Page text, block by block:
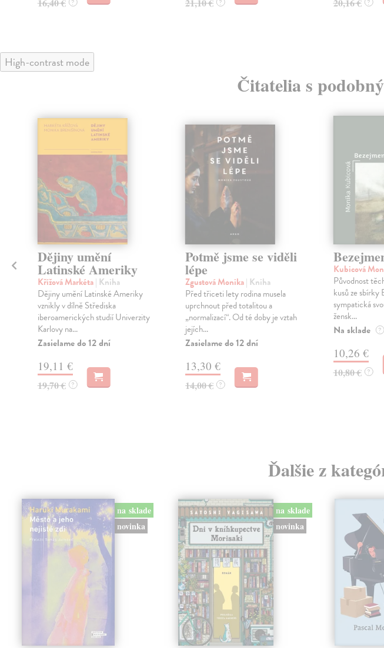
? ? ?
High-contrast mode
Čitatelia s
Dějiny umění
Latinské Ameriky
Křížová Markéta| Kniha
Dějiny umění Latinské Ameriky
vznikly v dílně Střediska
iberoamerických studií Univerzity
Karlovy na...
Zasielame do 12 dní
19,11 €
19,70 € ?
Potmě jsme se viděli
lépe
Zgustová Monika| Kniha
Před třiceti lety rodina musela
uprchnout před totalitou a
„normalizací“. Od té doby je vztah
jejích...
Zasielame do 12 dní
13,30 €
14,00 € ?
Kubicová
Původnost
kusů ze sbírky
sympatická
žensk...
Na sklade ?
10,26 €
10,80 € ?
Ďalšie z
na sklade
novinka
na sklade
novinka